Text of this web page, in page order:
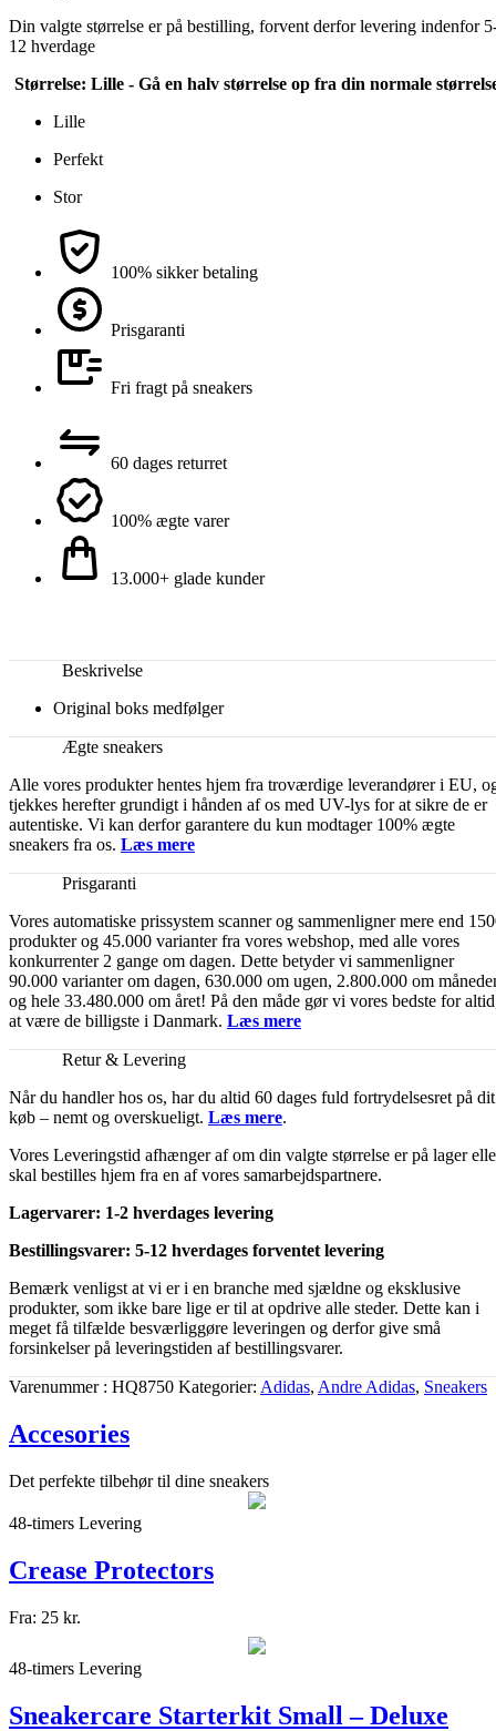
Din valgte størrelse er på bestilling, forvent derfor levering indenfor
12 hverdage
Størrelse: Lille - Gå en halv størrelse op fra din normale
Lille
Perfekt
Stor
100% sikker betaling
Prisgaranti
Fri fragt på sneakers
60 dages returret
100% ægte varer
13.000+ glade kunder
Beskrivelse
Original boks medfølger
Ægte sneakers
Alle vores produkter hentes hjem fra troværdige leverandører i EU,
tjekkes herefter grundigt i hånden af os med UV-lys for at sikre de er
autentiske. Vi kan derfor garantere du kun modtager 100% ægte
sneakers fra os. Læs mere
Prisgaranti
Vores automatiske prissystem scanner og sammenligner mere end
produkter og 45.000 varianter fra vores webshop, med alle vores
konkurrenter 2 gange om dagen. Dette betyder vi sammenligner
90.000 varianter om dagen, 630.000 om ugen, 2.800.000 om
og hele 33.480.000 om året! På den måde gør vi vores bedste for
at være de billigste i Danmark. Læs mere
Retur & Levering
Når du handler hos os, har du altid 60 dages fuld fortrydelsesret på dit
køb – nemt og overskueligt. Læs mere.
Vores Leveringstid afhænger af om din valgte størrelse er på lager
skal bestilles hjem fra en af vores samarbejdspartnere.
Lagervarer: 1-2 hverdages levering
Bestillingsvarer: 5-12 hverdages forventet levering
Bemærk venligst at vi er i en branche med sjældne og eksklusive
produkter, som ikke bare lige er til at opdrive alle steder. Dette kan i
meget få tilfælde besværliggøre leveringen og derfor give små
forsinkelser på leveringstiden af bestillingsvarer.
Varenummer HQ8750 Kategorier Adidas, Andre Adidas, Sneakers
Accesories
Det perfekte tilbehør til dine sneakers
48-timers Levering
Crease Protectors
Fra: 25 kr.
48-timers Levering
Sneakercare Starterkit Small – Deluxe